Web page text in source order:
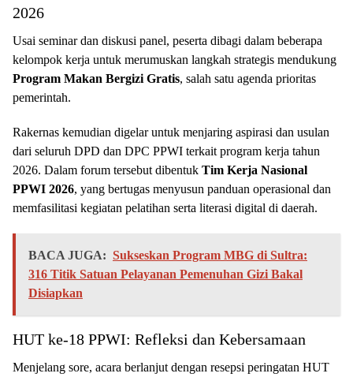
2026
Usai seminar dan diskusi panel, peserta dibagi dalam beberapa
kelompok kerja untuk merumuskan langkah strategis mendukung
Program Makan Bergizi Gratis, salah satu agenda prioritas
pemerintah.
Rakernas kemudian digelar untuk menjaring aspirasi dan usulan
dari seluruh DPD dan DPC PPWI terkait program kerja tahun
2026. Dalam forum tersebut dibentuk Tim Kerja Nasional
PPWI 2026, yang bertugas menyusun panduan operasional dan
memfasilitasi kegiatan pelatihan serta literasi digital di daerah.
BACA JUGA: Sukseskan Program MBG di Sultra:
316 Titik Satuan Pelayanan Pemenuhan Gizi Bakal
Disiapkan
HUT ke-18 PPWI: Refleksi dan Kebersamaan
Menjelang sore, acara berlanjut dengan resepsi peringatan HUT